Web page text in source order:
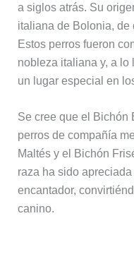
a siglos atrás. Su
italiana de Bolonia, de
Estos perros fueron
nobleza italiana y, a lo
un lugar especial en
Se cree que el Bichón
perros de compañía
Maltés y el Bichón
raza ha sido
encantador,
canino.